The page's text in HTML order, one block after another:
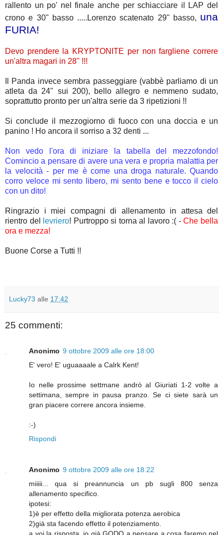
rallento un po' nel finale anche per schiacciare il LAP del
crono e 30" basso .....Lorenzo scatenato 29" basso, una
FURIA!
Devo prendere la KRYPTONITE per non fargliene correre
un'altra magari in 28" !!!
Il Panda invece sembra passeggiare (vabbè parliamo di un
atleta da 24" sui 200), bello allegro e nemmeno sudato,
soprattutto pronto per un'altra serie da 3 ripetizioni !!
Si conclude il mezzogiorno di fuoco con una doccia e un
panino ! Ho ancora il sorriso a 32 denti ...
Non vedo l'ora di iniziare la tabella del mezzofondo!
Comincio a pensare di avere una vera e propria malattia per
la velocità - per me è come una droga naturale. Quando
corro veloce mi sento libero, mi sento bene e tocco il cielo
con un dito!
Ringrazio i miei compagni di allenamento in attesa del
rientro del
levriero! Purtroppo si torna al lavoro :( -Che bella
ora e mezza!
Buone Corse a Tutti !!
Lucky73 alle 17:42
25 commenti:
Anonimo 9 ottobre 2009 alle ore 18:00
E' vero! E' uguaaaale a Calrk Kent!
Io nelle prossime settmane andrò al Giuriati 1-2 volte a
settimana, sempre in pausa pranzo. Se ci siete sarà un
gran piacere correre ancora insieme.
:-)
Rispondi
Anonimo 9 ottobre 2009 alle ore 18:22
miiiii... qua si preannuncia un pb sugli 800 senza
allenamento specifico.
ipotesi:
1)è per effetto della migliorata potenza aerobica
2)già sta facendo effetto il potenziamento.